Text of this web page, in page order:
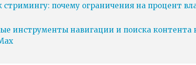
стримингу: почему ограничения на процент
инструменты навигации и поиска контента